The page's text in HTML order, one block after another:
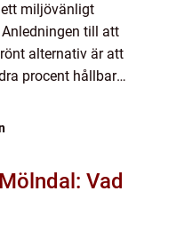
miljövänligt
till att
alternativ är att
procent hållbar
Vad